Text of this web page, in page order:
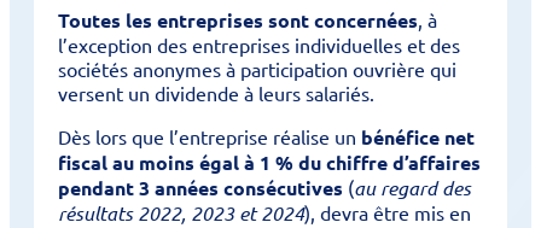
Toutes les entreprises sont concernées , à
l’exception des entreprises individuelles et des
sociétés anonymes à participation ouvrière qui
versent un dividende à leurs salariés.
Dès lors que l’entreprise réalise un bénéfice net
fiscal au moins égal à 1 % du chiffre d’affaires
pendant 3 années consécutives (au regard des
résultats 2022, 2023 et 2024), devra être mis en